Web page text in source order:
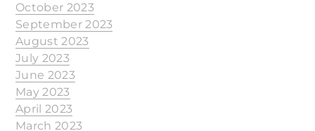
October 2023
September 2023
August 2023
July 2023
June 2023
May 2023
April 2023
March 2023